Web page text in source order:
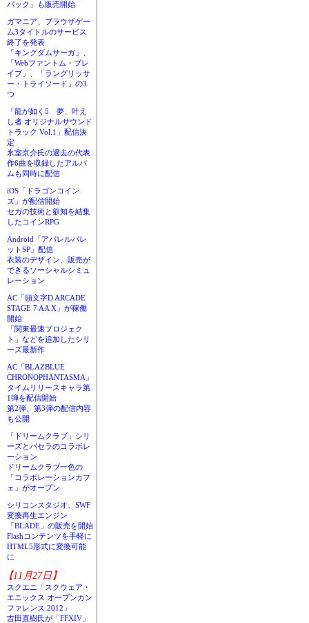
パック」も販売開始
ガマニア、ブラウザゲー
ム3タイトルのサービス
終了を発表
「キングダムサーガ」、
「Webファントム・ブレ
イブ」、「ラングリッサ
ー・トライソード」の3
つ
「龍が如く5 夢、叶え
し者 オリジナルサウンド
トラック Vol.1」配信決
定
氷室京介氏の過去の代表
作6曲を収録したアルバ
ムも同時に配信
iOS「ドラゴンコイン
ズ」が配信開始
セガの技術と叡知を結集
したコインRPG
Android「アパレルパレ
ットSP」配信
衣装のデザイン、販売が
できるソーシャルシミュ
レーション
AC「頭文字D ARCADE
STAGE 7 AA X」が稼働
開始
「関東最速プロジェク
ト」などを追加したシリ
ーズ最新作
AC「BLAZBLUE
CHRONOPHANTASMA」
タイムリリースキャラ第
1弾を配信開始
第2弾、第3弾の配信内容
も公開
「ドリームクラブ」シリ
ーズとパセラのコラボレ
ーション
ドリームクラブ一色の
「コラボレーションカフ
ェ」がオープン
シリコンスタジオ、SWF
変換再生エンジン
「BLADE」の販売を開始
Flashコンテンツを手軽に
HTML5形式に変換可能
に
【11月27日】
スクエニ「スクウェア・
エニックス オープンカン
ファレンス 2012」
吉田直樹氏が「FFXIV」